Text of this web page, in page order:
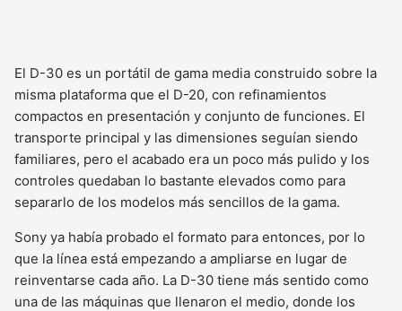
El D-30 es un portátil de gama media construido sobre la
misma plataforma que el D-20, con refinamientos
compactos en presentación y conjunto de funciones. El
transporte principal y las dimensiones seguían siendo
familiares, pero el acabado era un poco más pulido y los
controles quedaban lo bastante elevados como para
separarlo de los modelos más sencillos de la gama.
Sony ya había probado el formato para entonces, por lo
que la línea está empezando a ampliarse en lugar de
reinventarse cada año. La D-30 tiene más sentido como
una de las máquinas que llenaron el medio, donde los